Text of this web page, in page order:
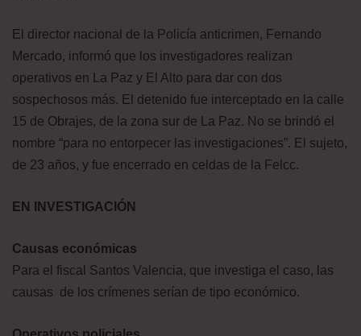
El director nacional de la Policía anticrimen, Fernando
Mercado, informó que los investigadores realizan
operativos en La Paz y El Alto para dar con dos
sospechosos más. El detenido fue interceptado en la calle
15 de Obrajes, de la zona sur de La Paz. No se brindó el
nombre “para no entorpecer las investigaciones”. El sujeto,
de 23 años, y fue encerrado en celdas de la Felcc.
EN INVESTIGACIÓN
Causas económicas
Para el fiscal Santos Valencia, que investiga el caso, las
causas de los crímenes serían de tipo económico.